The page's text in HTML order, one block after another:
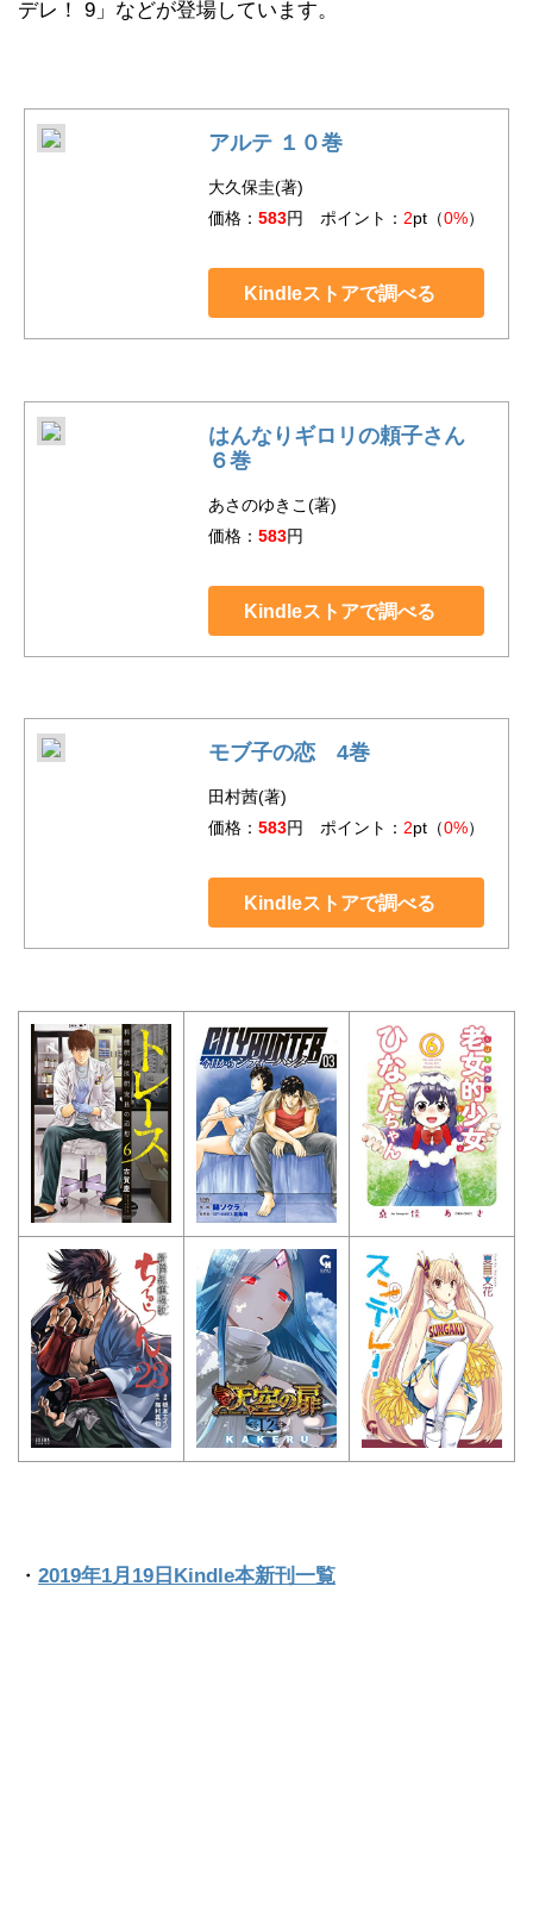
デレ！ 9」などが登場しています。
アルテ １０巻
大久保圭(著)
価格： 583円 ポイント： 2pt（0%）
Kindleストアで調べる
はんなりギロリの頼子さん
６巻
あさのゆきこ(著)
価格： 583円
Kindleストアで調べる
モブ子の恋 4巻
田村茜(著)
価格： 583円 ポイント： 2pt（0%）
Kindleストアで調べる
・ 2019年1月19日Kindle本新刊一覧